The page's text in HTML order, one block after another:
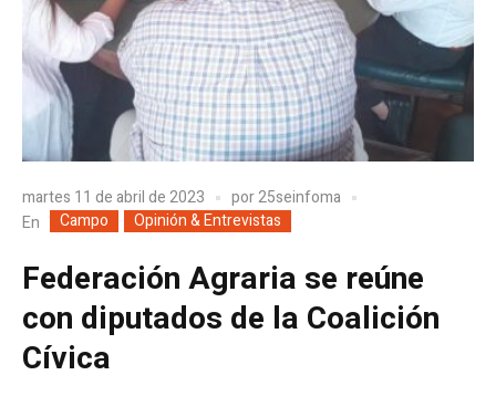
martes 11 de abril de 2023 por25seinfoma
En
Campo Opinión & Entrevistas
Federación Agraria se reúne
con diputados de la Coalición
Cívica